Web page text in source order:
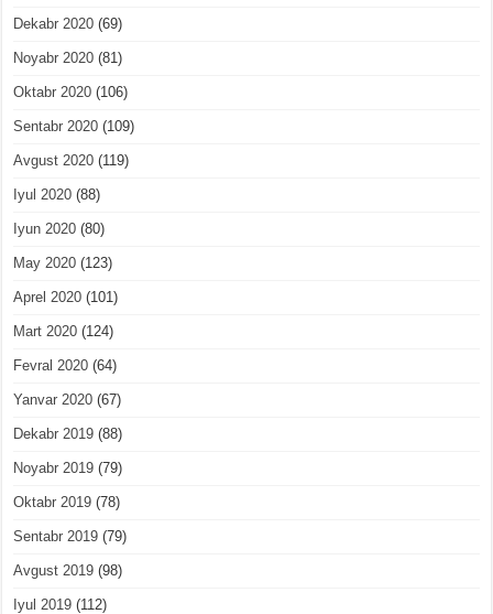
Dekabr 2020 (69)
Noyabr 2020 (81)
Oktabr 2020 (106)
Sentabr 2020 (109)
Avgust 2020 (119)
Iyul 2020 (88)
Iyun 2020 (80)
May 2020 (123)
Aprel 2020 (101)
Mart 2020 (124)
Fevral 2020 (64)
Yanvar 2020 (67)
Dekabr 2019 (88)
Noyabr 2019 (79)
Oktabr 2019 (78)
Sentabr 2019 (79)
Avgust 2019 (98)
Iyul 2019 (112)